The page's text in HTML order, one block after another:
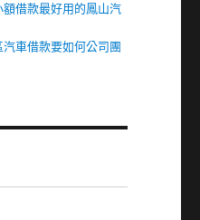
借款最好用的鳳山汽
車借款要如何公司團